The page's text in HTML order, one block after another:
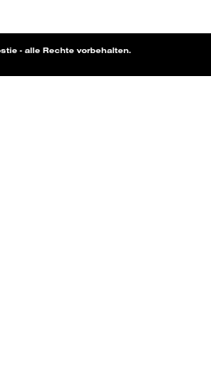
- alle Rechte vorbehalten.